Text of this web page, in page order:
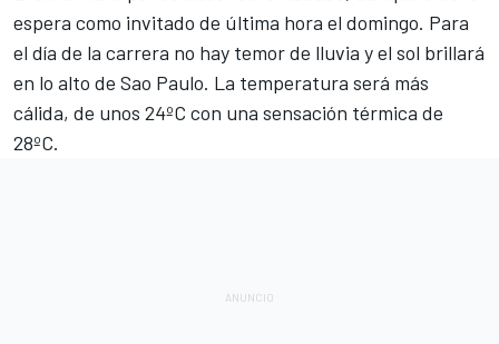
espera como invitado de última hora el domingo. Para
el día de la carrera no hay temor de lluvia y el sol brillará
en lo alto de Sao Paulo. La temperatura será más
cálida, de unos 24ºC con una sensación térmica de
28ºC.